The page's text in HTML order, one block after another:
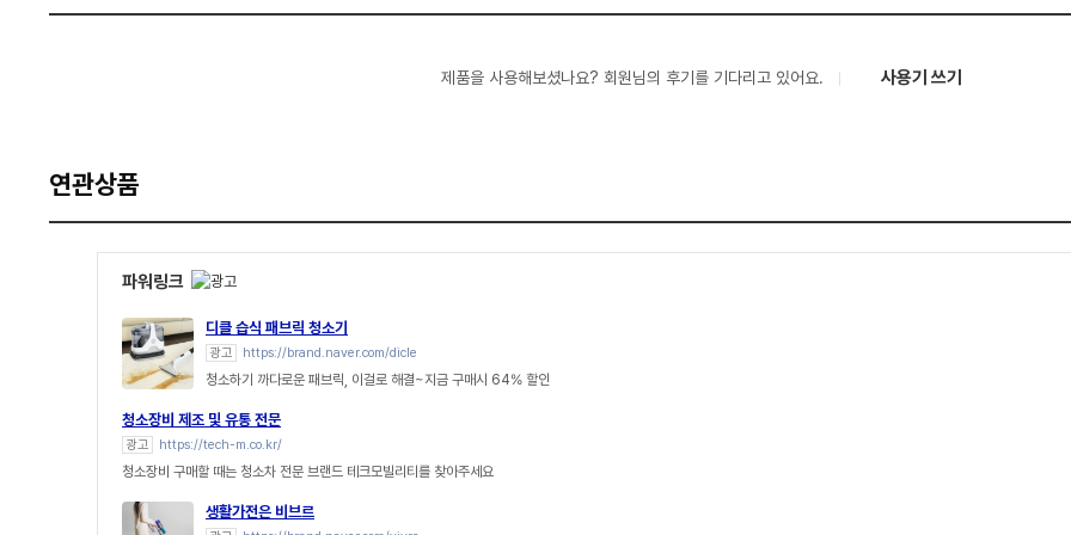
제품을 사용해보셨나요? 회원님의 후기를 기다리고 있어요. 사용기 쓰기
연관상품
파워링크
디클 습식 패브릭 청소기
광고 https://brand.naver.com/dicle
청소하기 까다로운 패브릭, 이걸로 해결~지금 구매시 64% 할인
청소장비 제조 및 유통 전문
광고 https://tech-m.co.kr/
청소장비 구매할 때는 청소차 전문 브랜드 테크모빌리티를 찾아주세요
생활가전은 비브르